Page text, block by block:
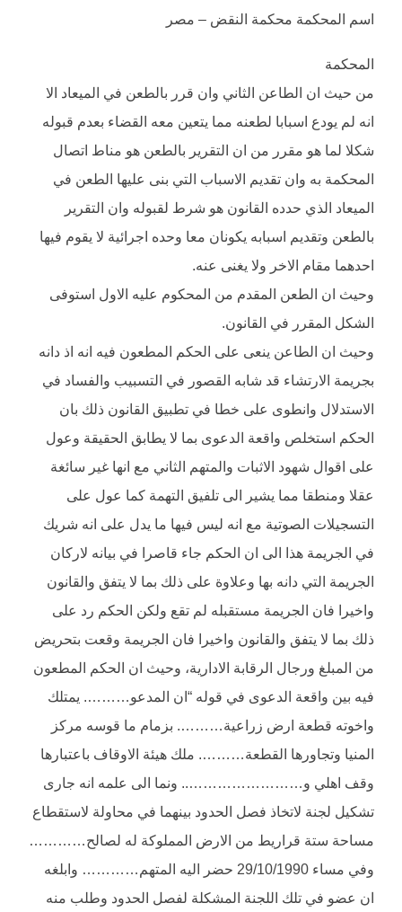
اسم المحكمة محكمة النقض – مصر
المحكمة
من حيث ان الطاعن الثاني وان قرر بالطعن في الميعاد الا
انه لم يودع اسبابا لطعنه مما يتعين معه القضاء بعدم قبوله
شكلا لما هو مقرر من ان التقرير بالطعن هو مناط اتصال
المحكمة به وان تقديم الاسباب التي بنى عليها الطعن في
الميعاد الذي حدده القانون هو شرط لقبوله وان التقرير
بالطعن وتقديم اسبابه يكونان معا وحده اجرائية لا يقوم فيها
احدهما مقام الاخر ولا يغنى عنه.
وحيث ان الطعن المقدم من المحكوم عليه الاول استوفى
الشكل المقرر في القانون.
وحيث ان الطاعن ينعى على الحكم المطعون فيه انه اذ دانه
بجريمة الارتشاء قد شابه القصور في التسبيب والفساد في
الاستدلال وانطوى على خطا في تطبيق القانون ذلك بان
الحكم استخلص واقعة الدعوى بما لا يطابق الحقيقة وعول
على اقوال شهود الاثبات والمتهم الثاني مع انها غير سائغة
عقلا ومنطقا مما يشير الى تلفيق التهمة كما عول على
التسجيلات الصوتية مع انه ليس فيها ما يدل على انه شريك
في الجريمة هذا الى ان الحكم جاء قاصرا في بيانه لاركان
الجريمة التي دانه بها وعلاوة على ذلك بما لا يتفق والقانون
واخيرا فان الجريمة مستقبله لم تقع ولكن الحكم رد على
ذلك بما لا يتفق والقانون واخيرا فان الجريمة وقعت بتحريض
من المبلغ ورجال الرقابة الادارية، وحيث ان الحكم المطعون
فيه بين واقعة الدعوى في قوله “ان المدعو………. يمتلك
واخوته قطعة ارض زراعية………. بزمام ما قوسه مركز
المنيا وتجاورها القطعة………. ملك هيئة الاوقاف باعتبارها
وقف اهلي و…………………….. ونما الى علمه انه جارى
تشكيل لجنة لاتخاذ فصل الحدود بينهما في محاولة لاستقطاع
مساحة ستة قراريط من الارض المملوكة له لصالح…………
وفي مساء 29/10/1990 حضر اليه المتهم………… وابلغه
ان عضو في تلك اللجنة المشكلة لفصل الحدود وطلب منه